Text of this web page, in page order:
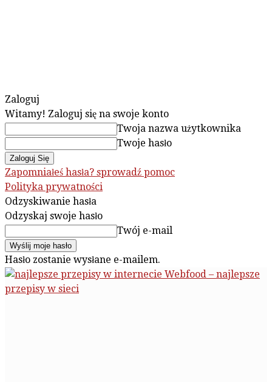
Zaloguj
Witamy! Zaloguj się na swoje konto
Twoja nazwa użytkownika
Twoje hasło
Zapomniałeś hasła? sprowadź pomoc
Polityka prywatności
Odzyskiwanie hasła
Odzyskaj swoje hasło
Twój e-mail
Hasło zostanie wysłane e-mailem.
Webfood – najlepsze
przepisy w sieci